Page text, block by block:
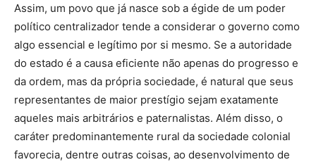
Assim, um povo que já nasce sob a égide de um poder
político centralizador tende a considerar o governo como
algo essencial e legítimo por si mesmo. Se a autoridade
do estado é a causa eficiente não apenas do progresso e
da ordem, mas da própria sociedade, é natural que seus
representantes de maior prestígio sejam exatamente
aqueles mais arbitrários e paternalistas. Além disso, o
caráter predominantemente rural da sociedade colonial
favorecia, dentre outras coisas, ao desenvolvimento de